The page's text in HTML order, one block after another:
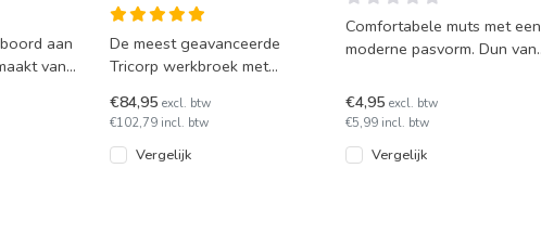
aan
van
De meest geavanceerde
Tricorp werkbroek met
leverbaar in 5 verschillende
kleur
€84,95 excl. btw
€102,79 incl. btw
Vergelijk
Comfortabele muts met een
moderne pasvorm. Dun van
zitten, maar heerlijk w
€4,95 excl. btw
€5,99 incl. btw
Vergelijk